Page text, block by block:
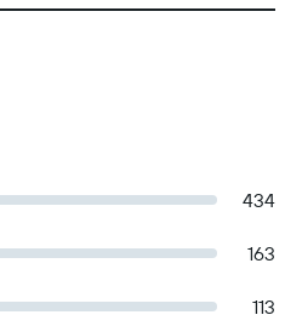
434
163
113